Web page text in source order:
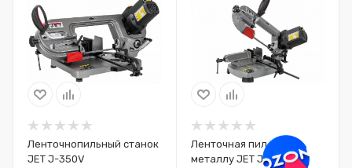
Ленточнопильный станок
JET J-350V
Ленточная пила по
металлу JET J-349V